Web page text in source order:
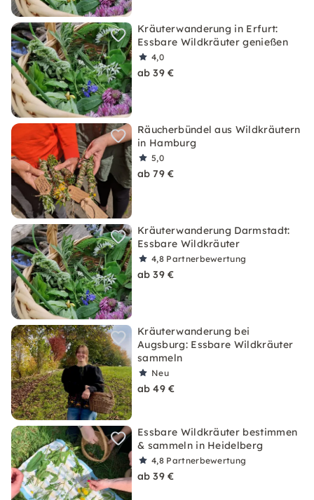
Kräuterwanderung in Erfurt:
Essbare Wildkräuter genießen
4,0
ab 39 €
Räucherbündel aus Wildkräutern
in Hamburg
5,0
ab 79 €
Kräuterwanderung Darmstadt:
Essbare Wildkräuter
4,8 Partnerbewertung
ab 39 €
Kräuterwanderung bei
Augsburg: Essbare Wildkräuter
sammeln
Neu
ab 49 €
Essbare Wildkräuter bestimmen
& sammeln in Heidelberg
4,8 Partnerbewertung
ab 39 €